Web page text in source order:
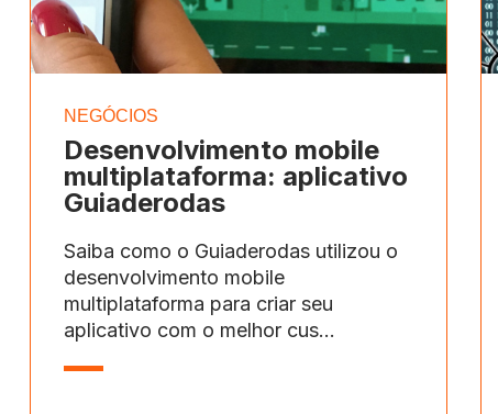
NEGÓCIOS
Desenvolvimento mobile
multiplataforma: aplicativo
Guiaderodas
Saiba como o Guiaderodas utilizou o
desenvolvimento mobile
multiplataforma para criar seu
aplicativo com o melhor cus...